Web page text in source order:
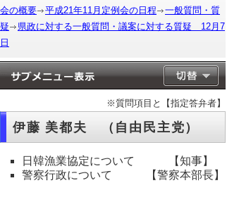
会の概要
平成21年11月定例会の日程
一般質問・質
疑
県政に対する一般質問・議案に対する質疑 12月7
日
※質問項目と【指定答弁者】
伊藤 美都夫 （自由民主党）
日韓漁業協定について 【知事】
警察行政について 【警察本部長】